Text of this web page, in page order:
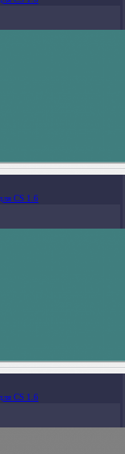
CS 1.6
CS 1.6